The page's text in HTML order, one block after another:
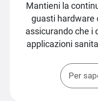
Mantieni la
guasti hardware
assicurando che i
applicazioni
Per